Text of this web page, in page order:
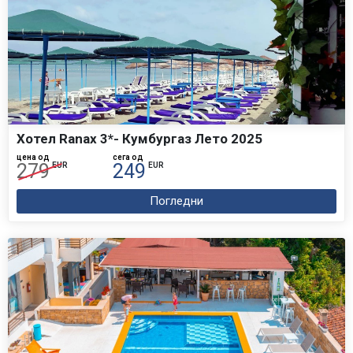
патување или со општите услови на патување не ја
изврши уплатата во целост, организаторот ќе смета
дека патникот се откажува од аранжманот и ќе ги
наплати трошоците за отказ на аранжманот
согласно на Член 10 Откажување од патувањето од
страна на патникот.
ПРАВА И ОБВРСКИ НА ОРГАНИЗАТОРОТ НА
ПАТУВАЊЕТО
Организаторот на патувањата е должен пред се да
се однесува со внимание како во поглед на услугата
така и со одбирањето на лицата на кои им е
поверено извршувањето на поедини услуги и да се
грижи за интересот на патниците согласно
професионалните принципи во туризмот. Покрај тоа
организаторот на патувањето е должен да:
склучи писмен договор за патување со
патникот
Хотел Ranax 3*- Кумбургаз Лето 2025
цена од
279 EUR
сега од
249 EUR
Погледни